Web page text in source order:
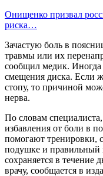
Онищенко призвал
риска…
Зачастую боль в
травмы или их
сообщил медик.
смещения диска. Если
стопу, то причиной
нерва.
По словам
избавления от боли в
помогают тренировки,
подушке и правильный
сохраняется в течение
врачу, сообщается в